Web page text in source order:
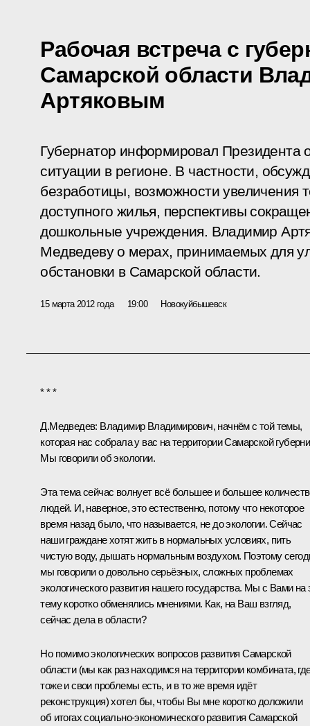
Рабочая встреча с
Самарской области
Артяковым
Губернатор информировал Президента
ситуации в регионе. В частности,
безработицы, возможности увеличения
доступного жилья, перспективы
дошкольные учреждения. Владимир
Медведеву о мерах, принимаемых для
обстановки в Самарской области.
15 марта 2012 года 19:00 Новокуйбышевск
* * *
Д.Медведев: Владимир Владимирович, начнём с той темы,
которая нас собрала у вас на территории Самарской
Мы говорилиоб экологии.
Эта тема сейчас волнует всё большее и большее
людей. И, наверное, это естественно, потому что некоторое
время назад было, что называется, не до экологии. Сейчас
наши граждане хотят жить в нормальных условиях, пить
чистую воду, дышать нормальным воздухом. Поэтому
мы говорили о довольно серьёзных, сложных проблемах
экологического развития нашего государства. Мы с Вами на
тему коротко обменялись мнениями. Как, на Ваш взгляд,
сейчас дела в области?
Но помимо экологических вопросов развития Самарской
области (мы как раз находимся на территории комбината,
тоже и свои проблемы есть, и в то же время идёт
реконструкция) хотел бы, чтобы Вы мне коротко доложили
об итогах социально-экономического развития Самарской